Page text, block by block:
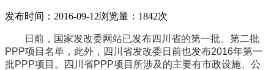
发布时间：2016-09-12浏览量：1842次
日前，国家发改委网站已发布四川省的第一批、第二批
PPP项目名单，此外，四川省发改委日前也发布2016年第一
批PPP项目。四川省PPP项目所涉及的主要有市政设施、公